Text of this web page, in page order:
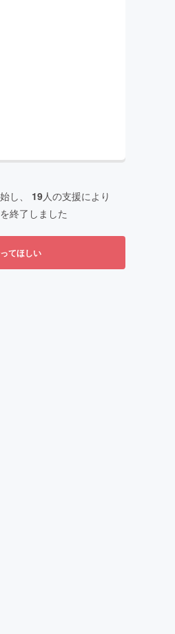
し、 19人の支援により
終了しました
てほしい